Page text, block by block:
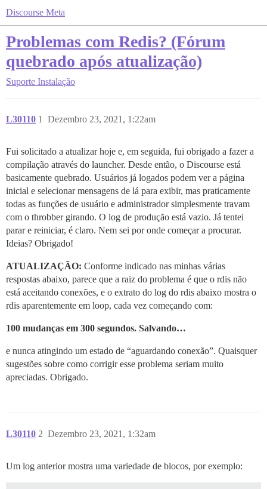
Discourse Meta
Problemas com Redis? (Fórum
quebrado após atualização)
Suporte Instalação
L30110 Dezembro 23, 2021, 1:22am
1
Fui solicitado a atualizar hoje e, em seguida, fui obrigado a fazer a
compilação através do launcher. Desde então, o Discourse está
basicamente quebrado. Usuários já logados podem ver a página
inicial e selecionar mensagens de lá para exibir, mas praticamente
todas as funções de usuário e administrador simplesmente travam
com o throbber girando. O log de produção está vazio. Já tentei
parar e reiniciar, é claro. Nem sei por onde começar a procurar.
Ideias? Obrigado!
ATUALIZAÇÃO: Conforme indicado nas minhas várias
respostas abaixo, parece que a raiz do problema é que o rdis não
está aceitando conexões, e o extrato do log do rdis abaixo mostra o
rdis aparentemente em loop, cada vez começando com:
100 mudanças em 300 segundos. Salvando…
e nunca atingindo um estado de “aguardando conexão”. Quaisquer
sugestões sobre como corrigir esse problema seriam muito
apreciadas. Obrigado.
L30110 Dezembro 23, 2021, 1:32am
2
Um log anterior mostra uma variedade de blocos, por exemplo: